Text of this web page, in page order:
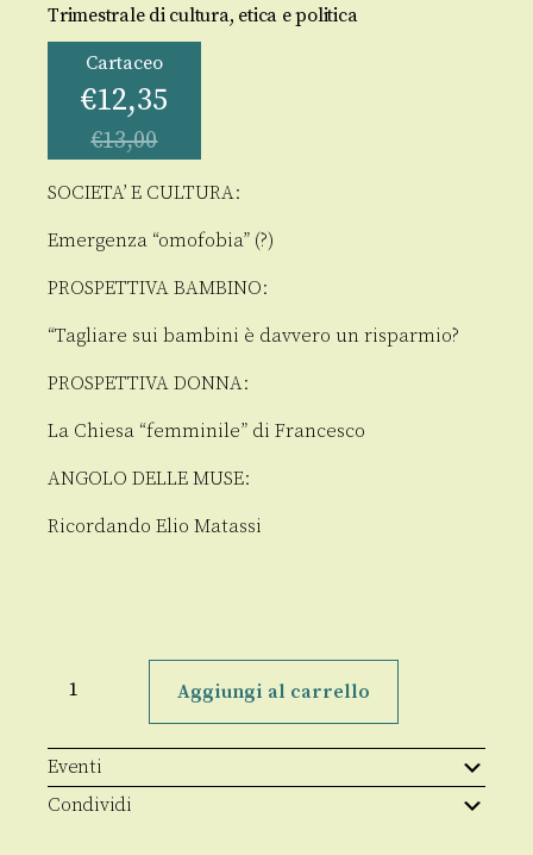
Trimestrale di cultura, etica e politica
Cartaceo
€12,35
€13,00
SOCIETA’ E CULTURA:
Emergenza “omofobia” (?)
PROSPETTIVA BAMBINO:
“Tagliare sui bambini è davvero un risparmio?
PROSPETTIVA DONNA:
La Chiesa “femminile” di Francesco
ANGOLO DELLE MUSE:
Ricordando Elio Matassi
Persona
quantità
Aggiungi al carrello
Eventi
Condividi